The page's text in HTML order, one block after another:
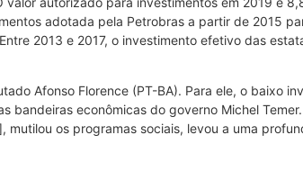
adotada pela Petrobras a partir de 2015
2013 e 2017, o investimento efetivo das
Afonso Florence (PT-BA). Para ele, o
bandeiras econômicas do governo Michel
os programas sociais, levou a uma